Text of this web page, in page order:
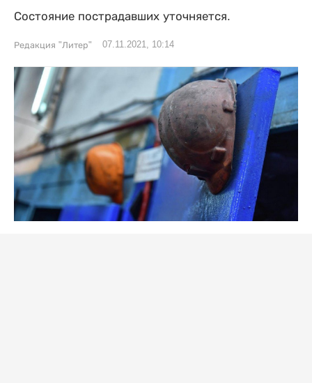
Состояние пострадавших уточняется.
Редакция "Литер" 07.11.2021, 10:14